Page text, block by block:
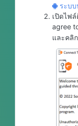
ระบ
เปิดไฟ
agree
และคลิก